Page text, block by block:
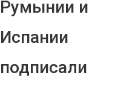
Румынии и
Испании
подписали